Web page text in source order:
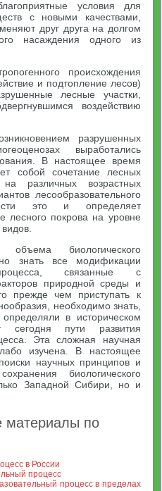
условия для
с новыми качествами,
друг друга на долгом
насаждения одного из
происхождения
и подтопление лесов)
лесные участки,
воздействию
разрушенных
выработались
В настоящее время
собой сочетание лесных
различных возрастных
лесообразовательного
это и определяет
лесного покрова на уровне
биологического
знать все модификации
процесса, связанные с
природной среды и
прежде чем приступать к
необходимо знать,
в историческом
пути развития
Эта сложная научная
изучена. В настоящее
научных принципов и
биологического
Западной Сибири, но и
материалы по
в России
процесс
процесс в пределах